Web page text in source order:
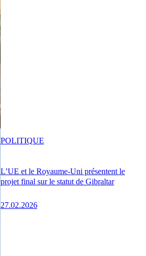
L’UE et le Royaume-Uni présentent le
projet final sur le statut de Gibraltar
27.02.2026
POLITIQUE